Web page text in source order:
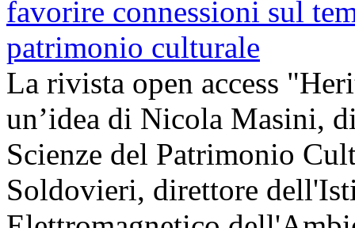
La rivista open access
un’idea di Nicola Masini,
Scienze del Patrimonio
Soldovieri, direttore